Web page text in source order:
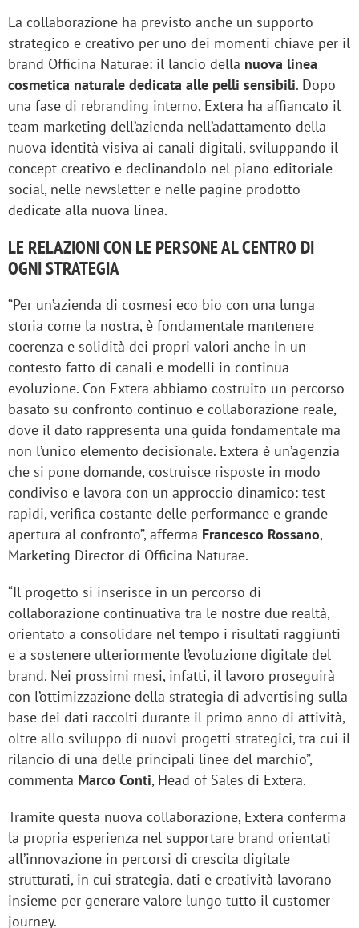
La collaborazione ha previsto anche un supporto
strategico e creativo per uno dei momenti chiave per il
brand Officina Naturae: il lancio della nuova linea
cosmetica naturale dedicata alle pelli sensibili. Dopo
una fase di rebranding interno, Extera ha affiancato il
team marketing dell’azienda nell’adattamento della
nuova identità visiva ai canali digitali, sviluppando il
concept creativo e declinandolo nel piano editoriale
social, nelle newsletter e nelle pagine prodotto
dedicate alla nuova linea.
LE RELAZIONI CON LE PERSONE AL CENTRO DI
OGNI STRATEGIA
“Per un’azienda di cosmesi eco bio con una lunga
storia come la nostra, è fondamentale mantenere
coerenza e solidità dei propri valori anche in un
contesto fatto di canali e modelli in continua
evoluzione. Con Extera abbiamo costruito un percorso
basato su confronto continuo e collaborazione reale,
dove il dato rappresenta una guida fondamentale ma
non l’unico elemento decisionale. Extera è un’agenzia
che si pone domande, costruisce risposte in modo
condiviso e lavora con un approccio dinamico: test
rapidi, verifica costante delle performance e grande
apertura al confronto”, afferma Francesco Rossano,
Marketing Director di Officina Naturae.
“Il progetto si inserisce in un percorso di
collaborazione continuativa tra le nostre due realtà,
orientato a consolidare nel tempo i risultati raggiunti
e a sostenere ulteriormente l’evoluzione digitale del
brand. Nei prossimi mesi, infatti, il lavoro proseguirà
con l’ottimizzazione della strategia di advertising sulla
base dei dati raccolti durante il primo anno di attività,
oltre allo sviluppo di nuovi progetti strategici, tra cui il
rilancio di una delle principali linee del marchio”,
commenta Marco Conti, Head of Sales di Extera.
Tramite questa nuova collaborazione, Extera conferma
la propria esperienza nel supportare brand orientati
all’innovazione in percorsi di crescita digitale
strutturati, in cui strategia, dati e creatività lavorano
insieme per generare valore lungo tutto il customer
journey.